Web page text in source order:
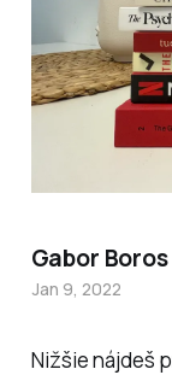
Nižšie nájdeš
Gabor Boros
Jan 9, 2022